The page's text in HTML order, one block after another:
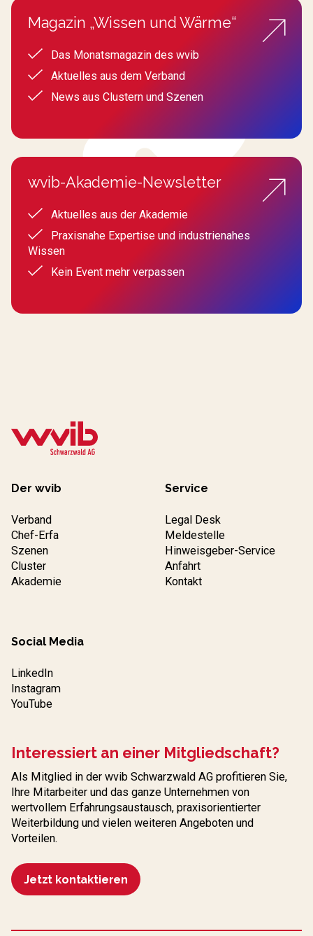
Magazin „Wissen und Wärme“
Das Monatsmagazin des wvib
Aktuelles aus dem Verband
News aus Clustern und Szenen
wvib-Akademie-Newsletter
Aktuelles aus der Akademie
Praxisnahe Expertise und industrienahes
Wissen
Kein Event mehr verpassen
Der wvib
Verband
Chef-Erfa
Szenen
Cluster
Akademie
Service
Legal Desk
Meldestelle
Hinweisgeber-Service
Anfahrt
Kontakt
Social Media
LinkedIn
Instagram
YouTube
Interessiert an einer Mitgliedschaft?
Als Mitglied in der wvib Schwarzwald AG profitieren Sie,
Ihre Mitarbeiter und das ganze Unternehmen von
wertvollem Erfahrungs­austausch, praxisorientierter
Weiterbildung und vielen weiteren Angeboten und
Vorteilen.
Jetzt kontaktieren